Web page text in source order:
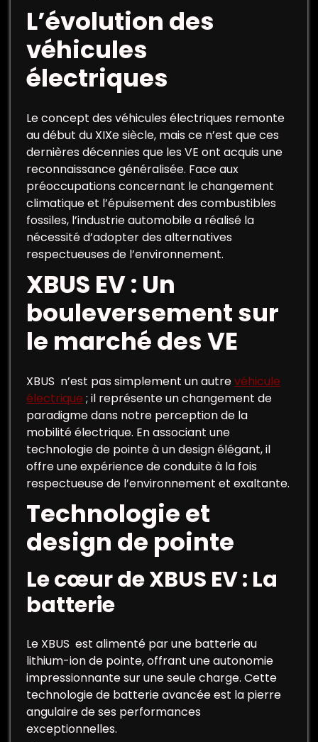
L’évolution des
véhicules
électriques
Le concept des véhicules électriques remonte
au début du XIXe siècle, mais ce n’est que ces
dernières décennies que les VE ont acquis une
reconnaissance généralisée. Face aux
préoccupations concernant le changement
climatique et l’épuisement des combustibles
fossiles, l’industrie automobile a réalisé la
nécessité d’adopter des alternatives
respectueuses de l’environnement.
XBUS EV : Un
bouleversement sur
le marché des VE
XBUS n’est pas simplement un autrevéhicule
électrique ; il représente un changement de
paradigme dans notre perception de la
mobilité électrique. En associant une
technologie de pointe à un design élégant, il
offre une expérience de conduite à la fois
respectueuse de l’environnement et exaltante.
Technologie et
design de pointe
Le cœur de XBUS EV : La
batterie
Le XBUS est alimenté par une batterie au
lithium-ion de pointe, offrant une autonomie
impressionnante sur une seule charge. Cette
technologie de batterie avancée est la pierre
angulaire de ses performances
exceptionnelles.